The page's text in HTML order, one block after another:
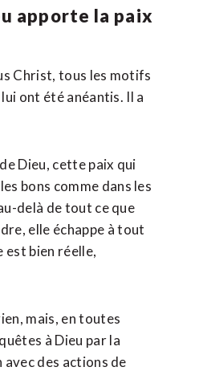
apporte la paix
Christ, tous les motifs
ont été anéantis. Il a
Dieu, cette paix qui
bons comme dans les
delà de tout ce que
elle échappe à tout
est bien réelle,
mais, en toutes
à Dieu par la
des actions de